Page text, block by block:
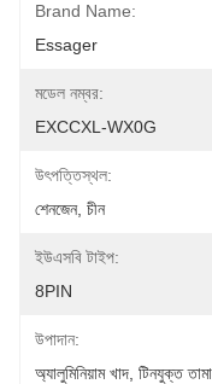
Brand Name:
Essager
মডেল নম্বর:
EXCCXL-WX0G
উৎপত্তিস্থল:
শেনজেন, চীন
ইউএসবি টাইপ:
8PIN
উপাদান:
অ্যালুমিনিয়াম খাদ, টিনযুক্ত তামা